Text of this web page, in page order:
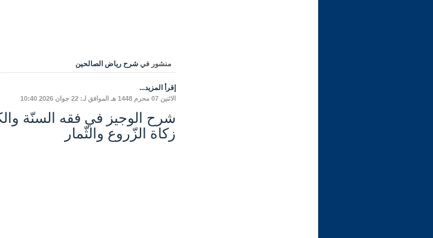
منشور في شرح رياض الصالحين
إقرأ المزيد...
الاثنين 07 محرم 1448 هـ الموافق لـ: 22 جوان 2026 10:40
زكاة الزّروع والثّمار